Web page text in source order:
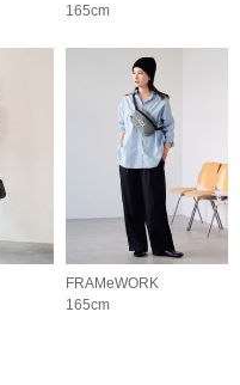
165cm
FRAMeWORK
165cm